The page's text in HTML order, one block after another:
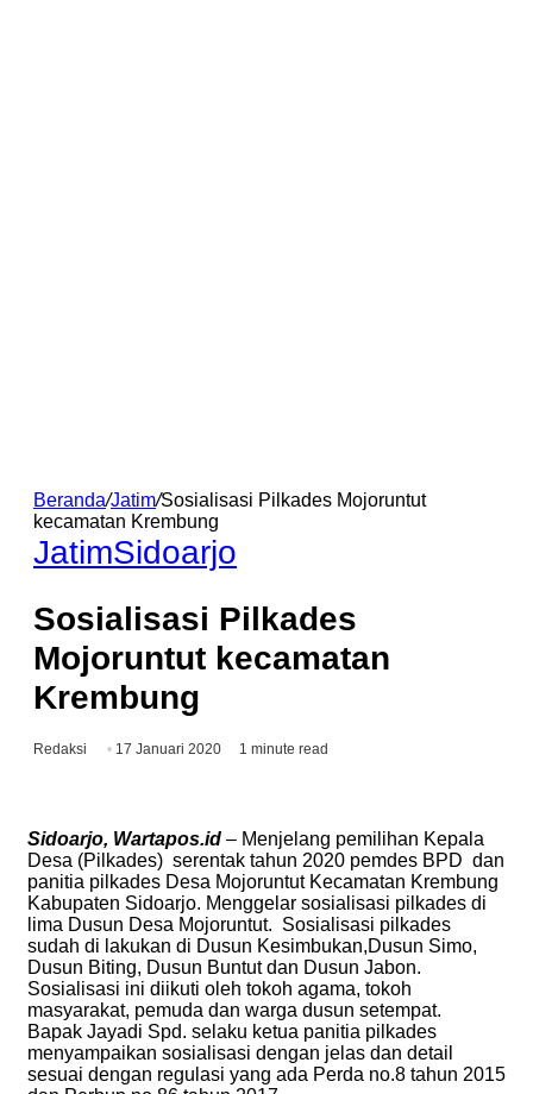
Beranda/Jatim/Sosialisasi Pilkades Mojoruntut
kecamatan Krembung
JatimSidoarjo
Sosialisasi Pilkades
Mojoruntut kecamatan
Krembung
Redaksi 17 Januari 2020 1 minute read
Sidoarjo, Wartapos.id – Menjelang pemilihan Kepala
Desa (Pilkades) serentak tahun 2020 pemdes BPD dan
panitia pilkades Desa Mojoruntut Kecamatan Krembung
Kabupaten Sidoarjo. Menggelar sosialisasi pilkades di
lima Dusun Desa Mojoruntut. Sosialisasi pilkades
sudah di lakukan di Dusun Kesimbukan,Dusun Simo,
Dusun Biting, Dusun Buntut dan Dusun Jabon.
Sosialisasi ini diikuti oleh tokoh agama, tokoh
masyarakat, pemuda dan warga dusun setempat.
Bapak Jayadi Spd. selaku ketua panitia pilkades
menyampaikan sosialisasi dengan jelas dan detail
sesuai dengan regulasi yang ada Perda no.8 tahun 2015